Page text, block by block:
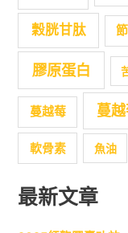
穀胱甘肽
膠原蛋白
蔓越莓 蔓
軟骨素 魚油
最新文章